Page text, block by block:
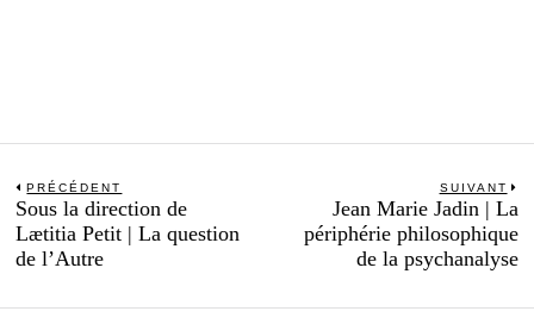
Navigation
de
l’article
PRÉCÉDENT
Previous
post:
Sous la direction de
Lætitia Petit | La question
de l’Autre
SUIVANT
Jean Marie Jadin | La
périphérie philosophique
de la psychanalyse